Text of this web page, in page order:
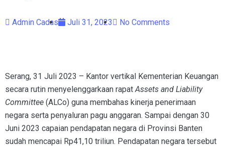
Admin Cadas Juli 31, 2023 No Comments
Serang, 31 Juli 2023 – Kantor vertikal Kementerian Keuangan
secara rutin menyelenggarkaan rapatAssets and Liability
Committee (ALCo) guna membahas kinerja penerimaan
negara serta penyaluran pagu anggaran. Sampai dengan 30
Juni 2023 capaian pendapatan negara di Provinsi Banten
sudah mencapai Rp41,10 triliun. Pendapatan negara tersebut